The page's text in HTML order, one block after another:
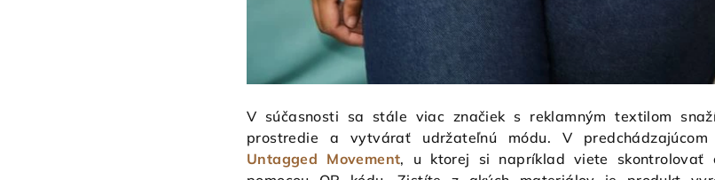
V súčasnosti sa stále viac značiek s reklamným textilom
prostredie a vytvárať udržateľnú módu. V predchádzajúcom
Untagged Movement, u ktorej si napríklad viete skontrolovať